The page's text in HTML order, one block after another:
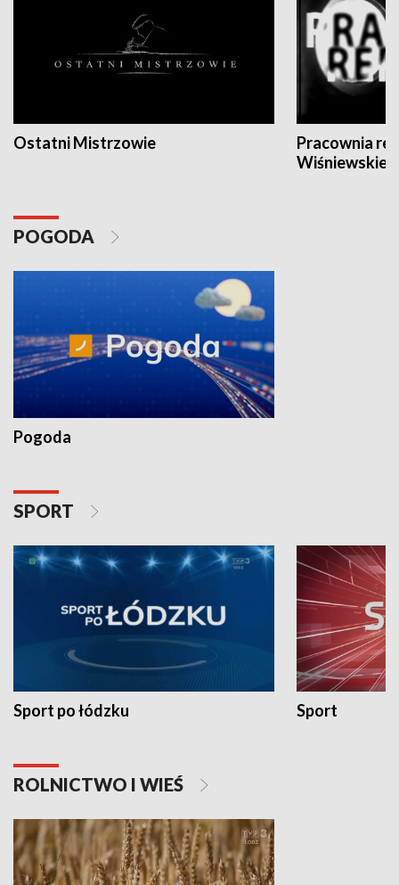
Ostatni Mistrzowie
Pracownia
POGODA
Pogoda
SPORT
Sport po łódzku Sport
ROLNICTWO I WIEŚ